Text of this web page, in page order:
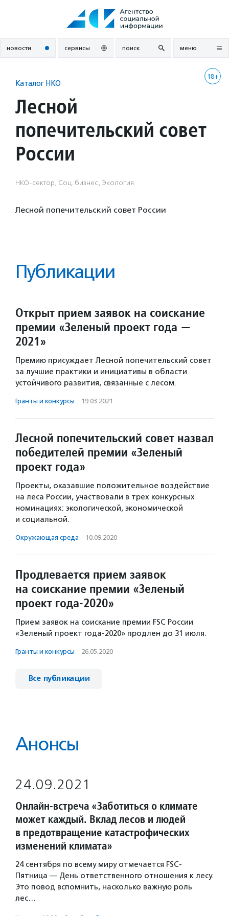
новости сервисы поиск меню
18+
Каталог НКО
Лесной
попечительский совет
России
НКО-сектор, Соц. бизнес, Экология
Лесной попечительский совет России
Публикации
Открыт прием заявок на соискание
премии «Зеленый проект года —
2021»
Премию присуждает Лесной попечительский совет
за лучшие практики и инициативы в области
устойчивого развития, связанные с лесом.
Гранты и конкурсы · 19.03.2021
Лесной попечительский совет назвал
победителей премии «Зеленый
проект года»
Проекты, оказавшие положительное воздействие
на леса России, участвовали в трех конкурсных
номинациях: экологической, экономической
и социальной.
Окружающая среда · 10.09.2020
Продлевается прием заявок
на соискание премии «Зеленый
проект года-2020»
Прием заявок на соискание премии FSC России
«Зеленый проект года-2020» продлен до 31 июля.
Гранты и конкурсы · 26.05.2020
Все публикации
Анонсы
24.09.2021
Онлайн-встреча «Заботиться о климате
может каждый. Вклад лесов и людей
в предотвращение катастрофических
изменений климата»
24 сентября по всему миру отмечается FSC-
Пятница — День ответственного отношения к лесу.
Это повод вспомнить, насколько важную роль
лес…